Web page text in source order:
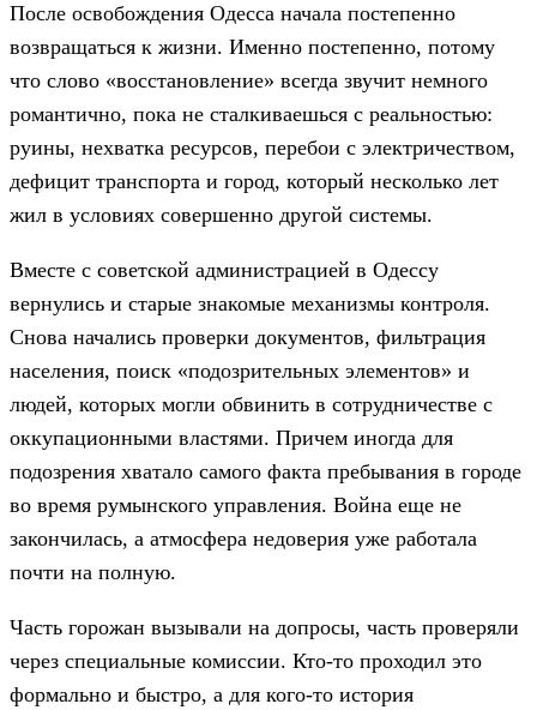
После освобождения Одесса начала постепенно
возвращаться к жизни. Именно постепенно, потому
что слово «восстановление» всегда звучит немного
романтично, пока не сталкиваешься с реальностью:
руины, нехватка ресурсов, перебои с электричеством,
дефицит транспорта и город, который несколько лет
жил в условиях совершенно другой системы.
Вместе с советской администрацией в Одессу
вернулись и старые знакомые механизмы контроля.
Снова начались проверки документов, фильтрация
населения, поиск «подозрительных элементов» и
людей, которых могли обвинить в сотрудничестве с
оккупационными властями. Причем иногда для
подозрения хватало самого факта пребывания в городе
во время румынского управления. Война еще не
закончилась, а атмосфера недоверия уже работала
почти на полную.
Часть горожан вызывали на допросы, часть проверяли
через специальные комиссии. Кто-то проходил это
формально и быстро, а для кого-то история